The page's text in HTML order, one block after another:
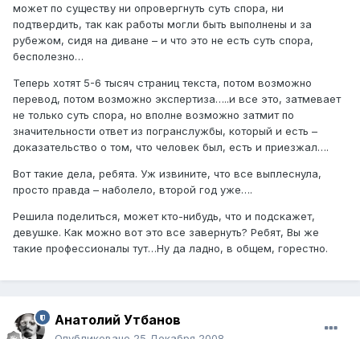
может по существу ни опровергнуть суть спора, ни
подтвердить, так как работы могли быть выполнены и за
рубежом, сидя на диване – и что это не есть суть спора,
бесполезно…
Теперь хотят 5-6 тысяч страниц текста, потом возможно
перевод, потом возможно экспертиза…..и все это, затмевает
не только суть спора, но вполне возможно затмит по
значительности ответ из погранслужбы, который и есть –
доказательство о том, что человек был, есть и приезжал….
Вот такие дела, ребята. Уж извините, что все выплеснула,
просто правда – наболело, второй год уже….
Решила поделиться, может кто-нибудь, что и подскажет,
девушке. Как можно вот это все завернуть? Ребят, Вы же
такие профессионалы тут…Ну да ладно, в общем, горестно.
Анатолий Утбанов